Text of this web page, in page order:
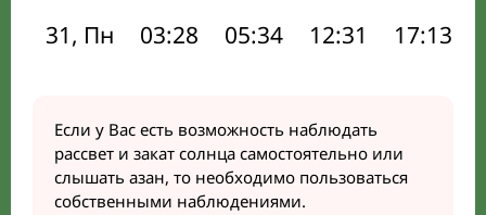
31, Пн
03:28 05:34 12:31 17:13
Если у Вас есть возможность наблюдать
рассвет и закат солнца самостоятельно или
слышать азан, то необходимо пользоваться
собственными наблюдениями.